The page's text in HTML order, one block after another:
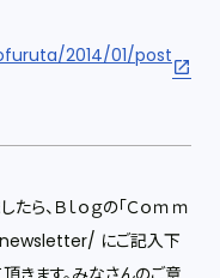
2014/01/post
ら、Ｂｌｏｇの「Ｃｏｍｍ
にご記入下